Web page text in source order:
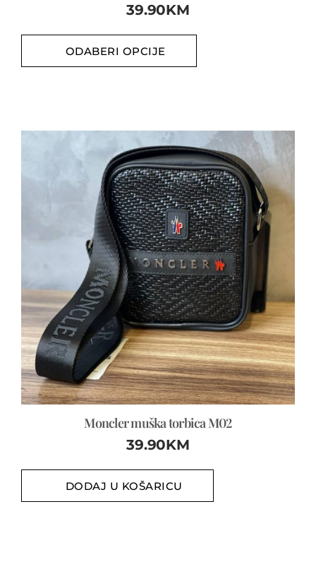
39.90KM
ODABERI OPCIJE
Moncler muška torbica M02
39.90KM
DODAJ U KOŠARICU